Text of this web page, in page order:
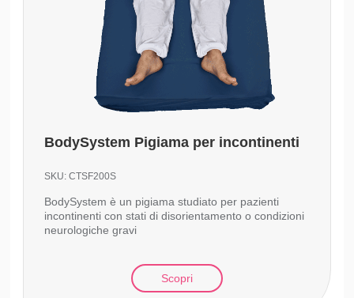
BodySystem Pigiama per incontinenti
SKU:CTSF200S
BodySystem è un pigiama studiato per pazienti
incontinenti con stati di disorientamento o condizioni
neurologiche gravi
Scopri